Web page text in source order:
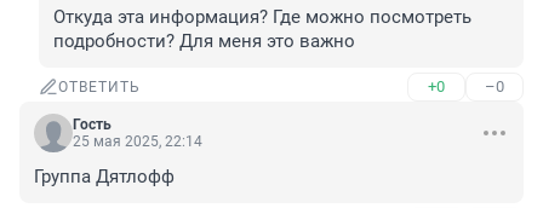
Откуда эта информация? Где можно посмотреть
подробности? Для меня это важно
ОТВЕТИТЬ +0 –0
Гость
25 мая 2025, 22:14
Группа Дятлофф